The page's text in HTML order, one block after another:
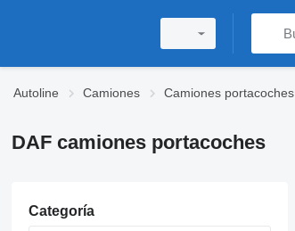
Autoline Camiones Camiones portacoches
DAF camiones portacoches
Categoría